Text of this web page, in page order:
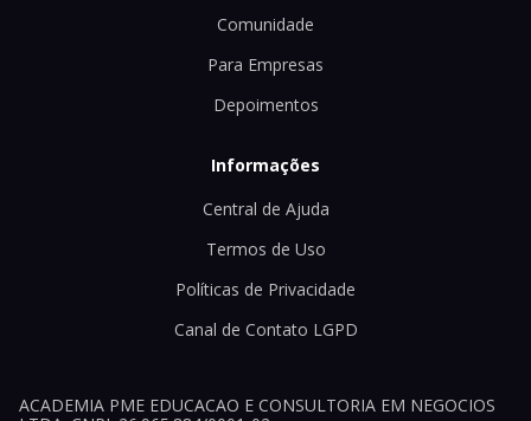
Comunidade
Para Empresas
Depoimentos
Informações
Central de Ajuda
Termos de Uso
Políticas de Privacidade
Canal de Contato LGPD
ACADEMIA PME EDUCACAO E CONSULTORIA EM NEGOCIOS